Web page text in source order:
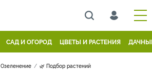
САД И ОГОРОД ЦВЕТЫ И РАСТЕНИЯ
Озеленение 🌿 Подбор растений